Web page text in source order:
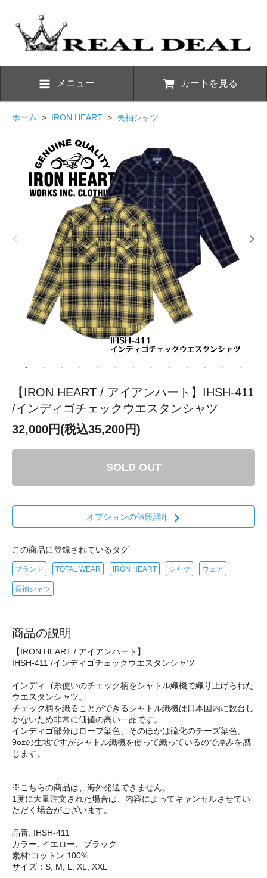
メニュー カートを見る
ホーム > IRON HEART > 長袖シャツ
【IRON HEART / アイアンハート】IHSH-411
/インディゴチェックウエスタンシャツ
32,000円(税込35,200円)
SOLD OUT
オプションの値段詳細
この商品に登録されているタグ
ブランド TOTAL WEAR IRON HEART シャツ ウェア
長袖シャツ
商品の説明
【IRON HEART / アイアンハート】
IHSH-411 /インディゴチェックウエスタンシャツ
インディゴ糸使いのチェック柄をシャトル織機で織り上げられた
ウエスタンシャツ。
チェック柄を織ることができるシャトル織機は日本国内に数台し
かないため非常に価値の高い一品です。
インディゴ部分はロープ染色、そのほかは硫化のチーズ染色。
9ozの生地ですがシャトル織機を使って織っているので厚みを感
じます。
※こちらの商品は、海外発送できません。
1度に大量注文された場合は、内容によってキャンセルさせてい
ただく場合がございます。
品番: IHSH-411
カラー: イエロー、ブラック
素材:コットン 100%
サイズ：S, M, L, XL, XXL